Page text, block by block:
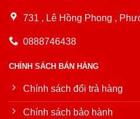
731 , Lê Hồng Phong ,
0888746438
CHÍNH SÁCH BÁN HÀNG
Chính sách đổi trả hàng
Chính sách bảo hành